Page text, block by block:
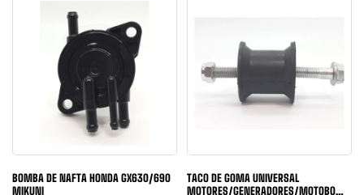
BOMBA DE NAFTA HONDA GX630/690
MIKUNI
TACO DE GOMA UNIVERSAL
MOTORES/GENERADORES/MOTOBOMB